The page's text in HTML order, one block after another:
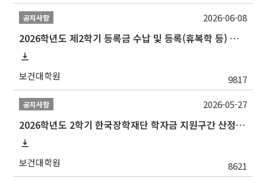
공지사항
2026학년도 제2학기 등록금 수납 및 등록(휴복학 등) 일정 안내
보건대학원 9817
2026-06-08
공지사항
2026학년도 2학기 한국장학재단 학자금 지원구간 산정 신청 안내
보건대학원 8621
2026-05-27